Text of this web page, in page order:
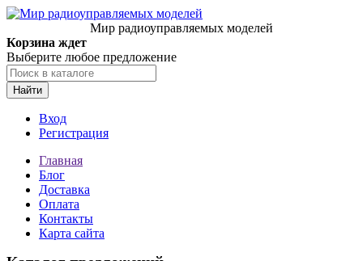
Мир радиоуправляемых моделей
Корзина ждет
Выберите любое предложение
Найти
Вход
Регистрация
Главная
Блог
Доставка
Оплата
Контакты
Карта сайта